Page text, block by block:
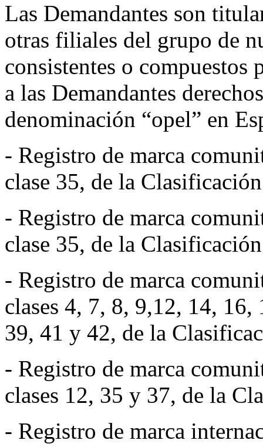
Las Demandantes son
otras filiales del grupo de
consistentes o
a las Demandantes
denominación “opel” en
- Registro de marca
clase 35, de la
- Registro de marca
clase 35, de la
- Registro de marca
clases 4, 7, 8, 9,12, 14,
39, 41 y 42, de la
- Registro de marca
clases 12, 35 y 37, de la
- Registro de marca